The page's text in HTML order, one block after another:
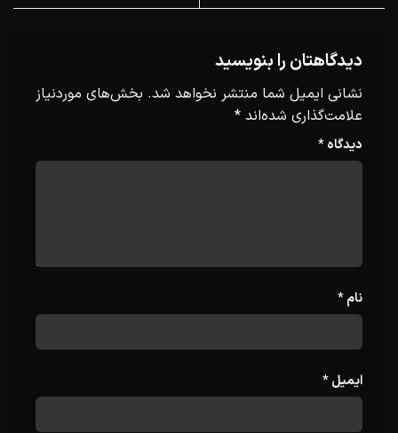
دیدگاهتان را بنویسید
نشانی ایمیل شما منتشر نخواهد شد. بخش‌های موردنیاز
علامت‌گذاری شده‌اند *
دیدگاه*
نام*
ایمیل*